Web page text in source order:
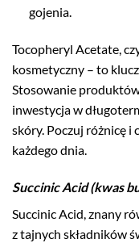
gojenia.
Tocopheryl Acetate,
kosmetyczny – to
Stosowanie
inwestycja w
skóry. Poczuj różnicę i
każdego dnia.
Succinic Acid (kwas
Succinic Acid, znany
z tajnych składników